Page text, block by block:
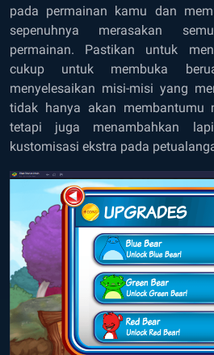
pada permainan kamu dan
sepenuhnya merasakan
permainan. Pastikan untuk
cukup untuk membuka
menyelesaikan misi-misi yang
tidak hanya akan membantumu
tetapi juga menambahkan
kustomisasi ekstra pada